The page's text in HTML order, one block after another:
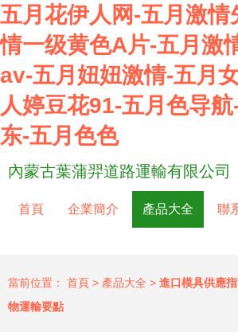
五月花伊人网-五月激情
情一级黄色A片-五月激
av-五月妞妞激情-五月
人婷豆花91-五月色导
东-五月色色
內蒙古葉蒲羿道路運輸有限公司
首頁 企業簡介 產品大全 聯
當前位置： 首頁 > 產品大全 > 進口模具供應
物運輸要點